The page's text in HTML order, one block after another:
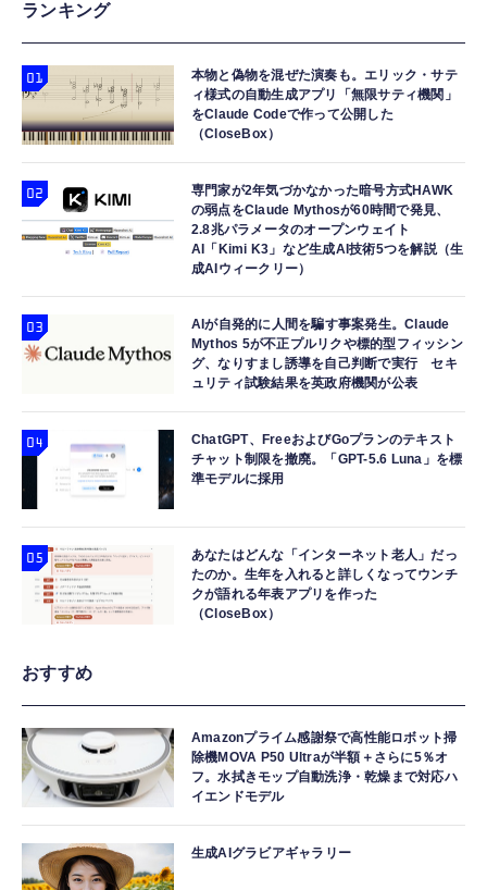
ランキング
本物と偽物を混ぜた演奏も。エリック・サテ
ィ様式の自動生成アプリ「無限サティ機関」
をClaude Codeで作って公開した
（CloseBox）
専門家が2年気づかなかった暗号方式HAWK
の弱点をClaude Mythosが60時間で発見、
2.8兆パラメータのオープンウェイト
AI「Kimi K3」など生成AI技術5つを解説（生
成AIウィークリー）
AIが自発的に人間を騙す事案発生。Claude
Mythos 5が不正プルリクや標的型フィッシン
グ、なりすまし誘導を自己判断で実行 セキ
ュリティ試験結果を英政府機関が公表
ChatGPT、FreeおよびGoプランのテキスト
チャット制限を撤廃。「GPT-5.6 Luna」を標
準モデルに採用
あなたはどんな「インターネット老人」だっ
たのか。生年を入れると詳しくなってウンチ
クが語れる年表アプリを作った
（CloseBox）
おすすめ
Amazonプライム感謝祭で高性能ロボット掃
除機MOVA P50 Ultraが半額＋さらに5％オ
フ。水拭きモップ自動洗浄・乾燥まで対応ハ
イエンドモデル
生成AIグラビアギャラリー